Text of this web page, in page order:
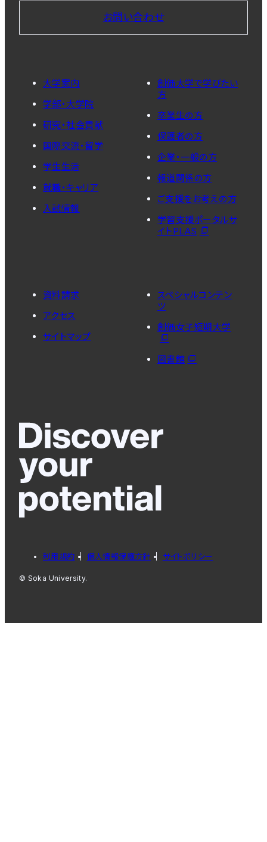
お問い合わせ
大学案内
学部・大学院
研究・社会貢献
国際交流・留学
学生生活
就職・キャリア
入試情報
創価大学で学びたい
方
卒業生の方
保護者の方
企業・一般の方
報道関係の方
ご支援をお考えの方
学習支援ポータルサ
イトPLAS
資料請求
アクセス
サイトマップ
スペシャルコンテン
ツ
創価女子短期大学
図書館
利用規約 個人情報保護方針 サイトポリシー
© Soka University.